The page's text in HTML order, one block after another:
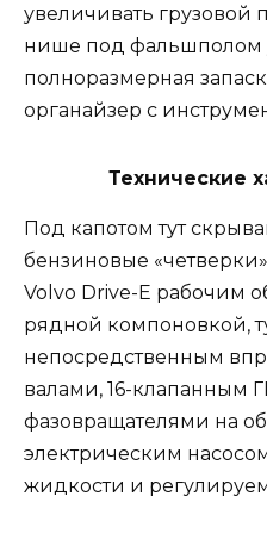
увеличивать грузовой
нише под
полноразмерная
органайзер с
Технические
Под капотом тут
бензиновые
Volvo Drive-E рабочим
рядной компоновкой,
непосредственным
валами, 16-клапанным
фазовращателями на
электрическим
жидкости и